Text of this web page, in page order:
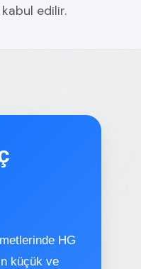
edilir.
HG
küçük ve